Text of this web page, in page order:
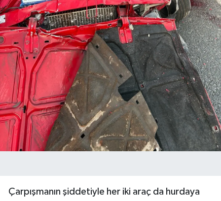
Çarpışmanın şiddetiyle her iki araç da hurdaya